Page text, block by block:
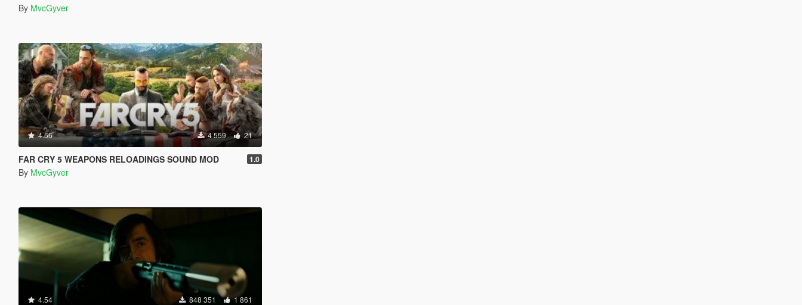
By MvcGyver
4.56 4 559 21
FAR CRY 5 WEAPONS RELOADINGS SOUND MOD 1.0
By MvcGyver
4.54 848 351 1 861